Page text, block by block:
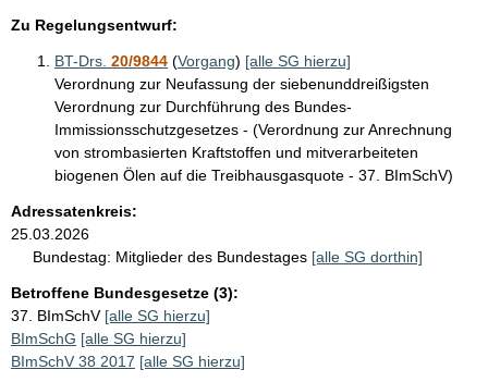
Zu Regelungsentwurf:
BT-Drs. 20/9844 (Vorgang) [alle SG hierzu]
Verordnung zur Neufassung der siebenunddreißigsten
Verordnung zur Durchführung des Bundes-
Immissionsschutzgesetzes - (Verordnung zur Anrechnung
von strombasierten Kraftstoffen und mitverarbeiteten
biogenen Ölen auf die Treibhausgasquote - 37. BImSchV)
Adressatenkreis:
25.03.2026
Bundestag: Mitglieder des Bundestages [alle SG dorthin]
Betroffene Bundesgesetze (3):
37. BImSchV [alle SG hierzu]
BImSchG [alle SG hierzu]
BImSchV 38 2017 [alle SG hierzu]